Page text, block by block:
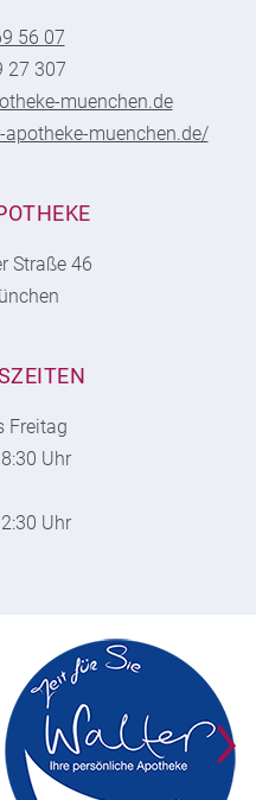
56 07
27 307
muenchen.de
muenchen.de/
Straße 46
Freitag
Uhr
Uhr